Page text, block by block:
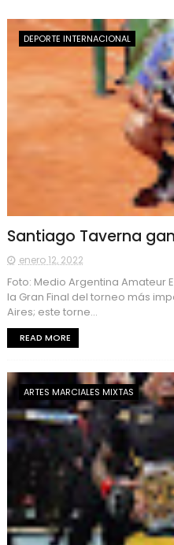
DEPORTE INTERNACIONAL
Santiago Taverna
enero 12, 2022
Foto: Medio Argentina Amateur
la Gran Final del torneo más
Aires; este torne...
READ MORE
ARTES MARCIALES MIXTAS